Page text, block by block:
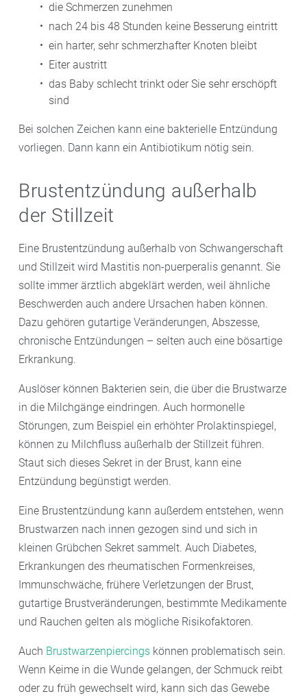
die Schmerzen zunehmen
nach 24 bis 48 Stunden keine Besserung eintritt
ein harter, sehr schmerzhafter Knoten bleibt
Eiter austritt
das Baby schlecht trinkt oder Sie sehr erschöpft
sind
Bei solchen Zeichen kann eine bakterielle Entzündung
vorliegen. Dann kann ein Antibiotikum nötig sein.
Brustentzündung außerhalb
der Stillzeit
Eine Brustentzündung außerhalb von Schwangerschaft
und Stillzeit wird Mastitis non-puerperalis genannt. Sie
sollte immer ärztlich abgeklärt werden, weil ähnliche
Beschwerden auch andere Ursachen haben können.
Dazu gehören gutartige Veränderungen, Abszesse,
chronische Entzündungen – selten auch eine bösartige
Erkrankung.
Auslöser können Bakterien sein, die über die Brustwarze
in die Milchgänge eindringen. Auch hormonelle
Störungen, zum Beispiel ein erhöhter Prolaktinspiegel,
können zu Milchfluss außerhalb der Stillzeit führen.
Staut sich dieses Sekret in der Brust, kann eine
Entzündung begünstigt werden.
Eine Brustentzündung kann außerdem entstehen, wenn
Brustwarzen nach innen gezogen sind und sich in
kleinen Grübchen Sekret sammelt. Auch Diabetes,
Erkrankungen des rheumatischen Formenkreises,
Immunschwäche, frühere Verletzungen der Brust,
gutartige Brustveränderungen, bestimmte Medikamente
und Rauchen gelten als mögliche Risikofaktoren.
Auch Brustwarzenpiercings können problematisch sein.
Wenn Keime in die Wunde gelangen, der Schmuck reibt
oder zu früh gewechselt wird, kann sich das Gewebe